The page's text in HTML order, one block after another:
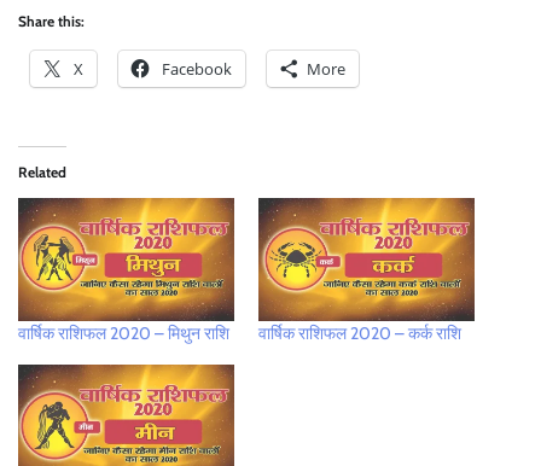
Share this:
X Facebook More
Related
वार्षिक राशिफल 2020 – मिथुन राशि वार्षिक राशिफल 2020 – कर्क राशि